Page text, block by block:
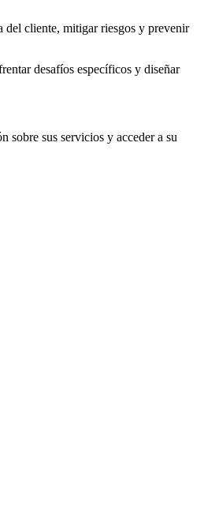
del cliente, mitigar riesgos y prevenir
desafíos específicos y diseñar
sobre sus servicios y acceder a su